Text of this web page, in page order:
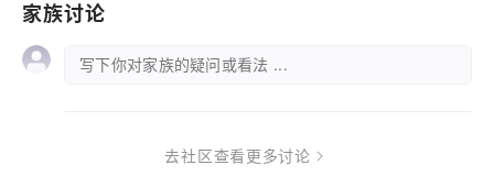
家族讨论
写下你对家族的疑问或看法 ...
去社区查看更多讨论